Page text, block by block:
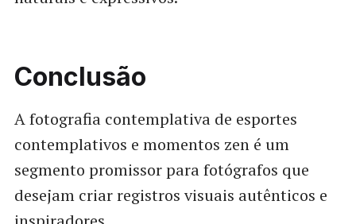
Conclusão
A fotografia contemplativa de esportes
contemplativos e momentos zen é um
segmento promissor para fotógrafos que
desejam criar registros visuais autênticos e